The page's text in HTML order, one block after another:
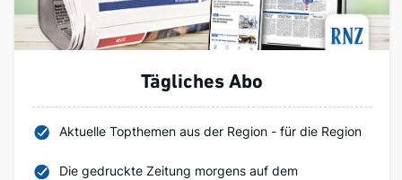
Tägliches Abo
Aktuelle Topthemen aus der Region - für die Region
Die gedruckte Zeitung morgens auf dem